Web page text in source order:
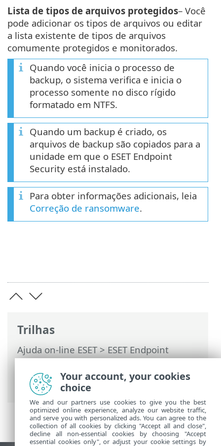
Trilhas
Ajuda on-line ESET>ESET Endpoint
Security>Configuração avançada>
Proteções> HIPS – Sistema de prevenção
de intrusão de hosts
Lista de tipos de arquivos protegidos– Você
pode adicionar os tipos de arquivos ou editar
a lista existente de tipos de arquivos
comumente protegidos e monitorados.
Quando você inicia o processo de
backup, o sistema verifica e inicia o
processo somente no disco rígido
formatado em NTFS.
Quando um backup é criado, os
arquivos de backup são copiados para a
unidade em que o ESET Endpoint
Security está instalado.
Para obter informações adicionais, leia
Correção de ransomware.
Your account, your cookies
choice
We and our partners use cookies to give you the best
optimized online experience, analyze our website traffic,
and serve you with personalized ads. You can agree to the
collection of all cookies by clicking "Accept all and close",
decline all non-essential cookies by choosing "Accept
essential cookies only", or adjust your cookie settings by